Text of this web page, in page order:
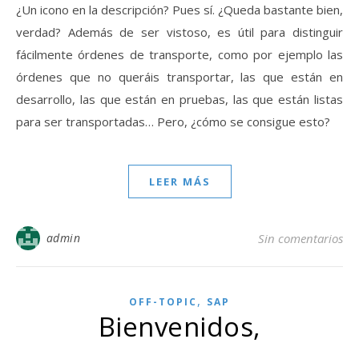
¿Un icono en la descripción? Pues sí. ¿Queda bastante bien,
verdad? Además de ser vistoso, es útil para distinguir
fácilmente órdenes de transporte, como por ejemplo las
órdenes que no queráis transportar, las que están en
desarrollo, las que están en pruebas, las que están listas
para ser transportadas… Pero, ¿cómo se consigue esto?
LEER MÁS
admin Sin comentarios
OFF-TOPIC , SAP
Bienvenidos,